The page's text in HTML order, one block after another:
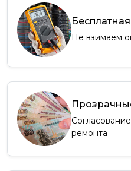
Не взимаем
ремонта